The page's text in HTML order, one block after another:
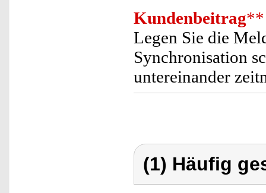
Kundenbeitrag**
Legen Sie die
Synchronisation
untereinander
(1) Häufig